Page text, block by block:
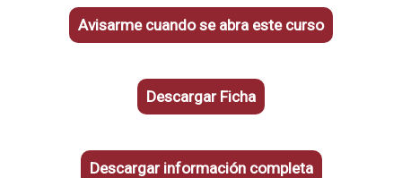
Avisarme cuando se abra este curso
Descargar Ficha
Descargar información completa